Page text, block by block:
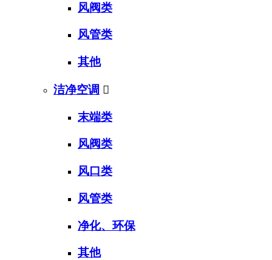
风阀类
风管类
其他
洁净空调 
末端类
风阀类
风口类
风管类
净化、环保
其他